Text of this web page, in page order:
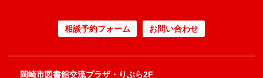
相談予約フォーム お問い合わせ
岡崎市図書館交流プラザ・りぶら2F